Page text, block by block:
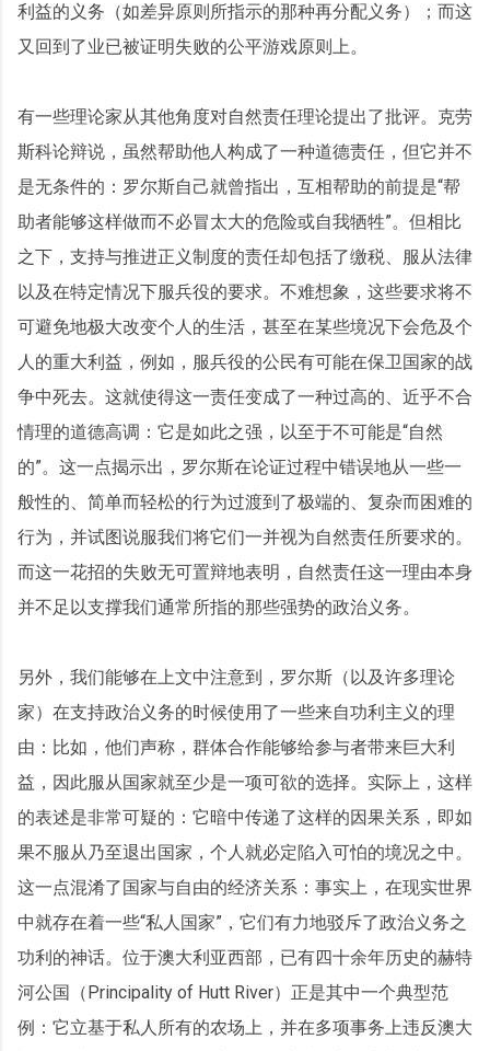
利益的义务（如差异原则所指示的那种再分配义务）；而这
又回到了业已被证明失败的公平游戏原则上。
有一些理论家从其他角度对自然责任理论提出了批评。克劳
斯科论辩说，虽然帮助他人构成了一种道德责任，但它并不
是无条件的：罗尔斯自己就曾指出，互相帮助的前提是“帮
助者能够这样做而不必冒太大的危险或自我牺牲”。但相比
之下，支持与推进正义制度的责任却包括了缴税、服从法律
以及在特定情况下服兵役的要求。不难想象，这些要求将不
可避免地极大改变个人的生活，甚至在某些境况下会危及个
人的重大利益，例如，服兵役的公民有可能在保卫国家的战
争中死去。这就使得这一责任变成了一种过高的、近乎不合
情理的道德高调：它是如此之强，以至于不可能是“自然
的”。这一点揭示出，罗尔斯在论证过程中错误地从一些一
般性的、简单而轻松的行为过渡到了极端的、复杂而困难的
行为，并试图说服我们将它们一并视为自然责任所要求的。
而这一花招的失败无可置辩地表明，自然责任这一理由本身
并不足以支撑我们通常所指的那些强势的政治义务。
另外，我们能够在上文中注意到，罗尔斯（以及许多理论
家）在支持政治义务的时候使用了一些来自功利主义的理
由：比如，他们声称，群体合作能够给参与者带来巨大利
益，因此服从国家就至少是一项可欲的选择。实际上，这样
的表述是非常可疑的：它暗中传递了这样的因果关系，即如
果不服从乃至退出国家，个人就必定陷入可怕的境况之中。
这一点混淆了国家与自由的经济关系：事实上，在现实世界
中就存在着一些“私人国家”，它们有力地驳斥了政治义务之
功利的神话。位于澳大利亚西部，已有四十余年历史的赫特
河公国（Principality of Hutt River）正是其中一个典型范
例：它立基于私人所有的农场上，并在多项事务上违反澳大